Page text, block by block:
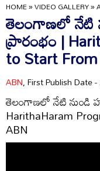
HOME»VIDEO GALLERY»
తెలంగాణలో నేటి
ప్రారంభం |
to Start
ABN, First Publish Date
తెలంగాణలో నేటి నుండి
HarithaHaram
ABN